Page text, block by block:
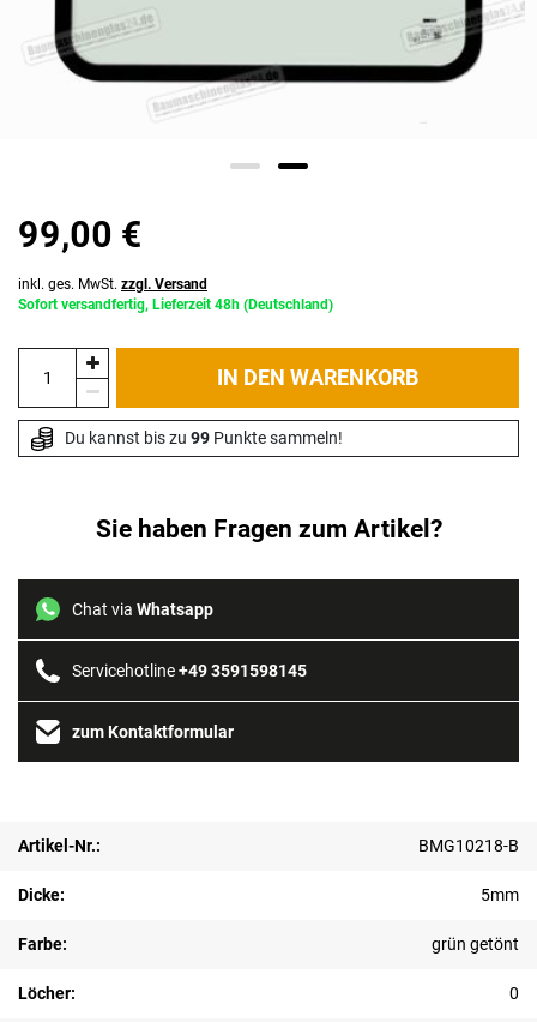
99,00 €
inkl. ges. MwSt. zzgl. Versand
Sofort versandfertig, Lieferzeit 48h (Deutschland)
IN DEN WARENKORB
Du kannst bis zu 99 Punkte sammeln!
Sie haben Fragen zum Artikel?
Chat via Whatsapp
Servicehotline+49 3591598145
zum Kontaktformular
Artikel-Nr.: BMG10218-B
Dicke: 5mm
Farbe: grün getönt
Löcher: 0